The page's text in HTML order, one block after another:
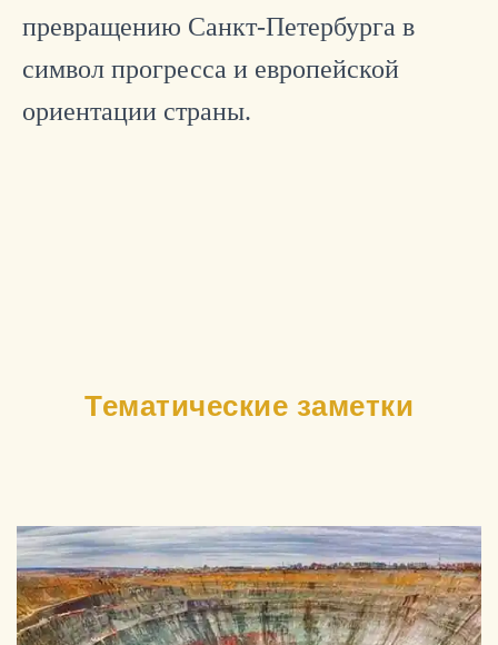
превращению Санкт-Петербурга в
символ прогресса и европейской
ориентации страны.
Тематические заметки